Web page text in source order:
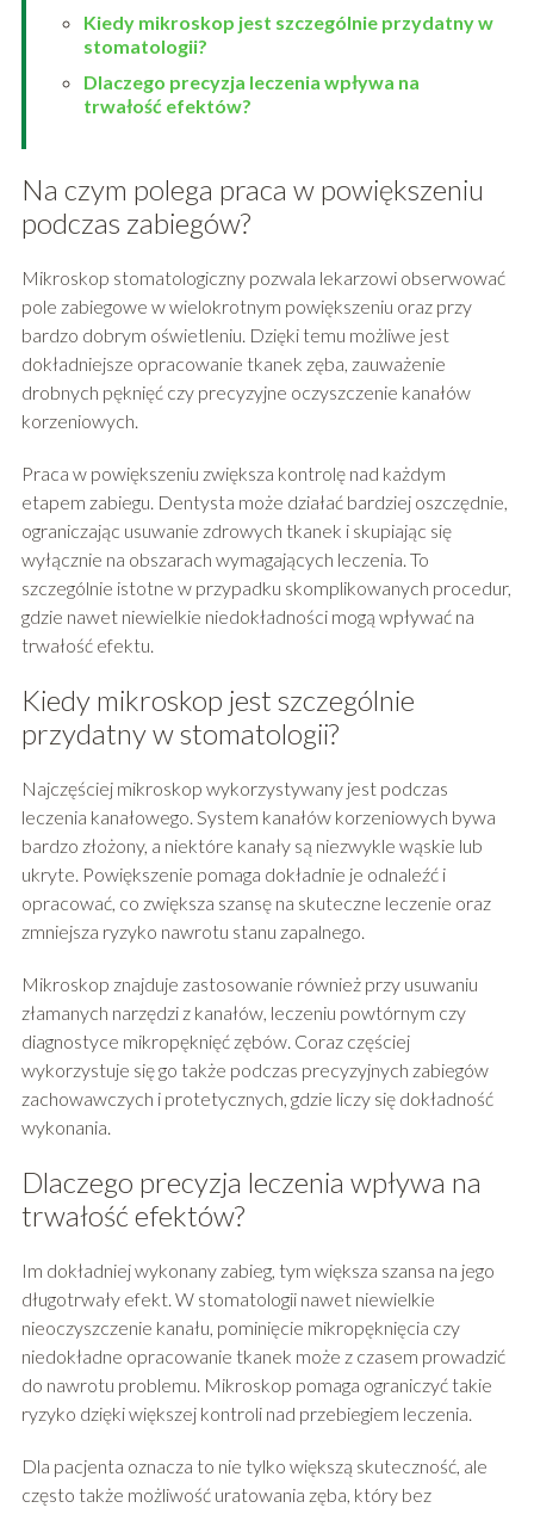
Kiedy mikroskop jest szczególnie przydatny w
stomatologii?
Dlaczego precyzja leczenia wpływa na
trwałość efektów?
Na czym polega praca w powiększeniu
podczas zabiegów?
Mikroskop stomatologiczny pozwala lekarzowi obserwować
pole zabiegowe w wielokrotnym powiększeniu oraz przy
bardzo dobrym oświetleniu. Dzięki temu możliwe jest
dokładniejsze opracowanie tkanek zęba, zauważenie
drobnych pęknięć czy precyzyjne oczyszczenie kanałów
korzeniowych.
Praca w powiększeniu zwiększa kontrolę nad każdym
etapem zabiegu. Dentysta może działać bardziej oszczędnie,
ograniczając usuwanie zdrowych tkanek i skupiając się
wyłącznie na obszarach wymagających leczenia. To
szczególnie istotne w przypadku skomplikowanych procedur,
gdzie nawet niewielkie niedokładności mogą wpływać na
trwałość efektu.
Kiedy mikroskop jest szczególnie
przydatny w stomatologii?
Najczęściej mikroskop wykorzystywany jest podczas
leczenia kanałowego. System kanałów korzeniowych bywa
bardzo złożony, a niektóre kanały są niezwykle wąskie lub
ukryte. Powiększenie pomaga dokładnie je odnaleźć i
opracować, co zwiększa szansę na skuteczne leczenie oraz
zmniejsza ryzyko nawrotu stanu zapalnego.
Mikroskop znajduje zastosowanie również przy usuwaniu
złamanych narzędzi z kanałów, leczeniu powtórnym czy
diagnostyce mikropęknięć zębów. Coraz częściej
wykorzystuje się go także podczas precyzyjnych zabiegów
zachowawczych i protetycznych, gdzie liczy się dokładność
wykonania.
Dlaczego precyzja leczenia wpływa na
trwałość efektów?
Im dokładniej wykonany zabieg, tym większa szansa na jego
długotrwały efekt. W stomatologii nawet niewielkie
nieoczyszczenie kanału, pominięcie mikropęknięcia czy
niedokładne opracowanie tkanek może z czasem prowadzić
do nawrotu problemu. Mikroskop pomaga ograniczyć takie
ryzyko dzięki większej kontroli nad przebiegiem leczenia.
Dla pacjenta oznacza to nie tylko większą skuteczność, ale
często także możliwość uratowania zęba, który bez